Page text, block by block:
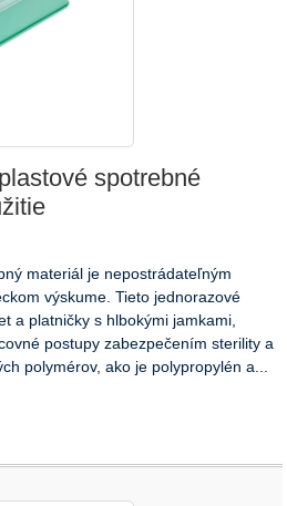
spotrebné
materiál je nepostrádateľným
výskume. Tieto jednorazové
a platničky s hlbokými jamkami,
postupy zabezpečením sterility a
polymérov, ako je polypropylén a...